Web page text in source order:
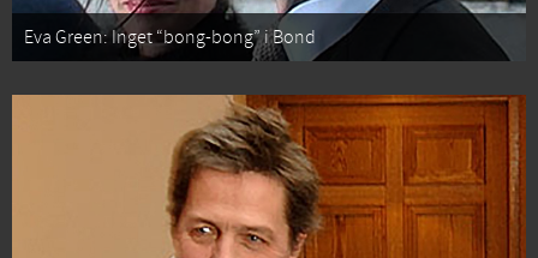
Eva Green: Inget “bong-bong” i Bond